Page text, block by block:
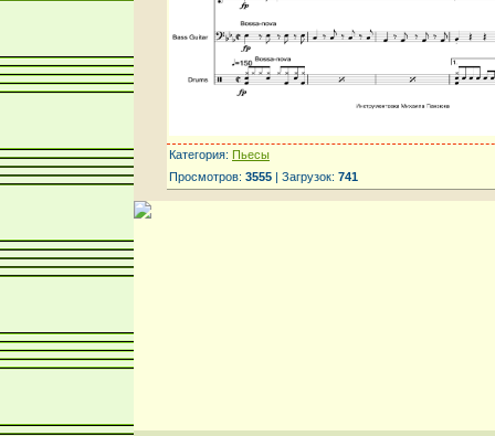
Категория: Пьесы
Просмотров: 3555 | Загрузок: 741